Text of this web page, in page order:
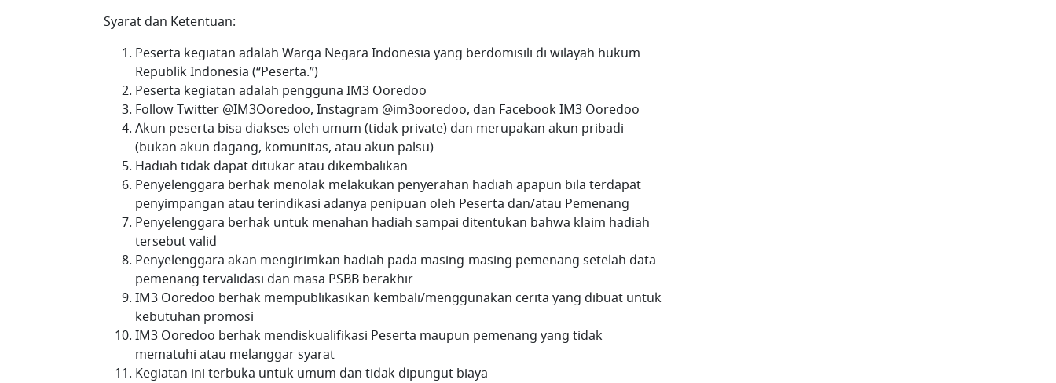
Syarat dan Ketentuan:
Peserta kegiatan adalah Warga Negara Indonesia yang berdomisili di wilayah hukum
Republik Indonesia (“Peserta.”)
Peserta kegiatan adalah pengguna IM3 Ooredoo
Follow Twitter @IM3Ooredoo, Instagram @im3ooredoo, dan Facebook IM3 Ooredoo
Akun peserta bisa diakses oleh umum (tidak private) dan merupakan akun pribadi
(bukan akun dagang, komunitas, atau akun palsu)
Hadiah tidak dapat ditukar atau dikembalikan
Penyelenggara berhak menolak melakukan penyerahan hadiah apapun bila terdapat
penyimpangan atau terindikasi adanya penipuan oleh Peserta dan/atau Pemenang
Penyelenggara berhak untuk menahan hadiah sampai ditentukan bahwa klaim hadiah
tersebut valid
Penyelenggara akan mengirimkan hadiah pada masing-masing pemenang setelah data
pemenang tervalidasi dan masa PSBB berakhir
IM3 Ooredoo berhak mempublikasikan kembali/menggunakan cerita yang dibuat untuk
kebutuhan promosi
IM3 Ooredoo berhak mendiskualifikasi Peserta maupun pemenang yang tidak
mematuhi atau melanggar syarat
Kegiatan ini terbuka untuk umum dan tidak dipungut biaya